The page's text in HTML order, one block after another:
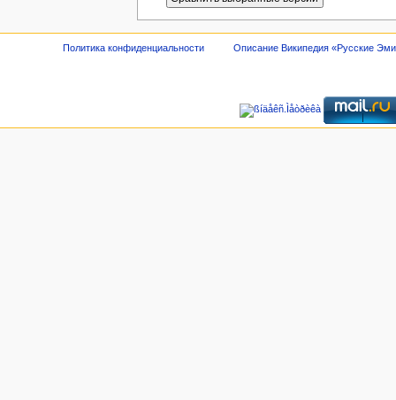
Политика конфиденциальности Описание Википедия «Русские